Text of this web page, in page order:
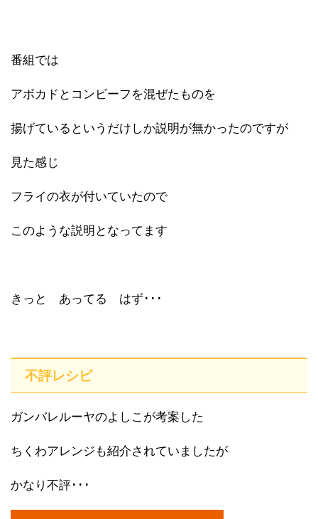
番組では
アボカドとコンビーフを混ぜたものを
揚げているというだけしか説明が無かったのですが
見た感じ
フライの衣が付いていたので
このような説明となってます
きっと あってる はず･･･
不評レシピ
ガンバレルーヤのよしこが考案した
ちくわアレンジも紹介されていましたが
かなり不評･･･